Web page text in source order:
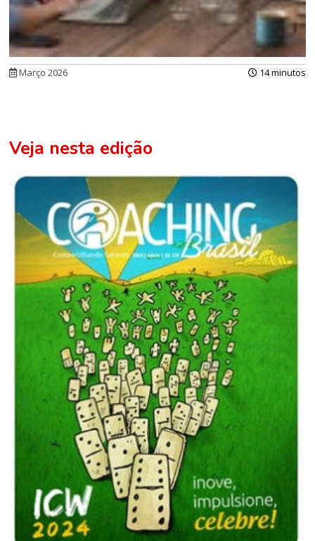
Março 2026 14 minutos
Veja nesta edição